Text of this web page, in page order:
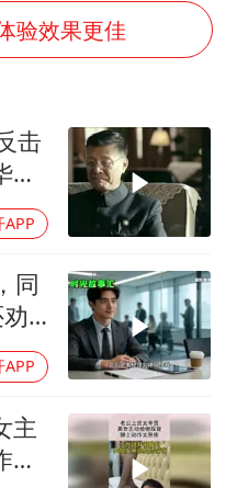
广岛核爆81周年央视播《奥本海默》
休三”但要降薪1000元
70多岁父亲独自坐车到上海看望女儿
OpenAI为免费用户升级GPT-5.6 Luna
菜之乡”最高温达41.8℃
985博士后被曝在妻子孕期出轨后续
如何把百年大党建设得更加坚强有力？
验效果更佳
击
能
APP
同
了
APP
主
太